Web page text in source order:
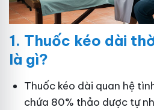
1. Thuốc kéo dài
là gì?
Thuốc kéo dài quan hệ
chứa 80% thảo dược tự